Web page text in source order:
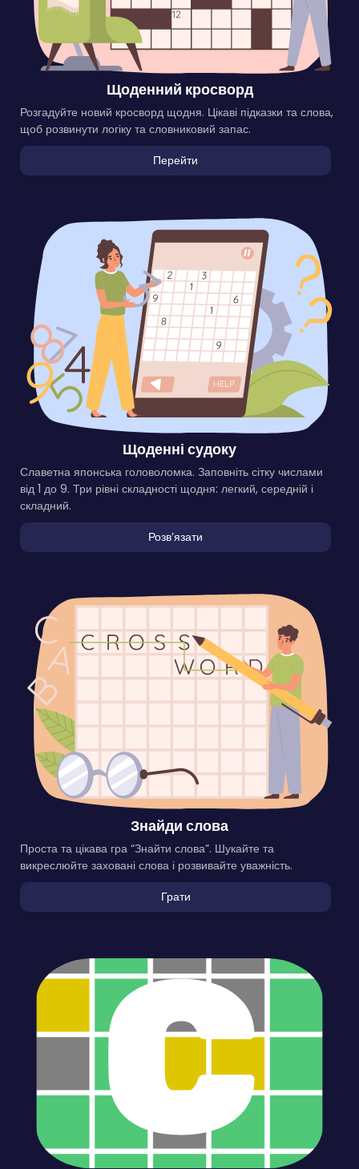
Щоденний кросворд
Розгадуйте новий кросворд щодня. Цікаві підказки та слова,
щоб розвинути логіку та словниковий запас.
Перейти
Щоденні судоку
Славетна японська головоломка. Заповніть сітку числами
від 1 до 9. Три рівні складності щодня: легкий, середній і
складний.
Розвʼязати
Знайди слова
Проста та цікава гра “Знайти слова”. Шукайте та
викреслюйте заховані слова і розвивайте уважність.
Грати